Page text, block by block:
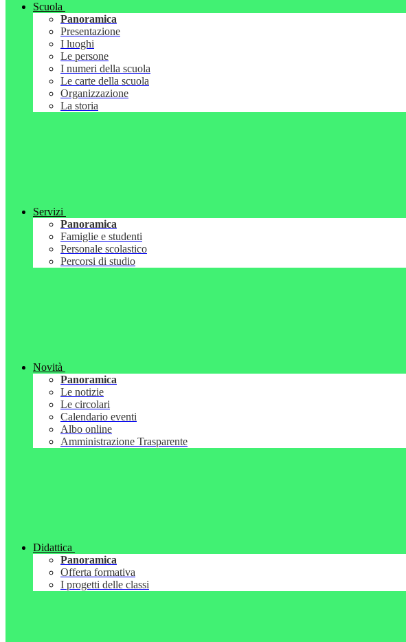
Scuola
Panoramica
Presentazione
I luoghi
Le persone
I numeri della scuola
Le carte della scuola
Organizzazione
La storia
Servizi
Panoramica
Famiglie e studenti
Personale scolastico
Percorsi di studio
Novità
Panoramica
Le notizie
Le circolari
Calendario eventi
Albo online
Amministrazione Trasparente
Didattica
Panoramica
Offerta formativa
I progetti delle classi